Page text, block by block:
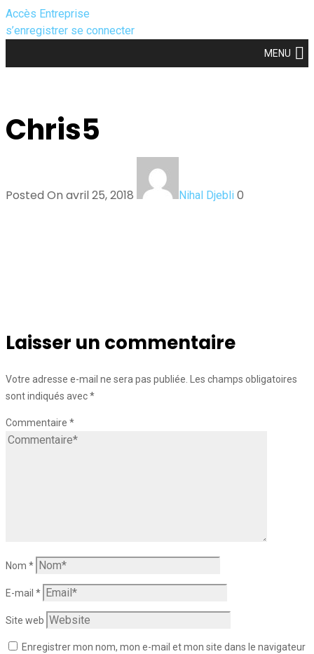
Accès Entreprise
s’enregistrer se connecter
MENU
Chris5
Posted On avril 25, 2018 Nihal Djebli 0
Laisser un commentaire
Votre adresse e-mail ne sera pas publiée. Les champs obligatoires
sont indiqués avec*
Commentaire *
Nom *
E-mail *
Site web
Enregistrer mon nom, mon e-mail et mon site dans le navigateur